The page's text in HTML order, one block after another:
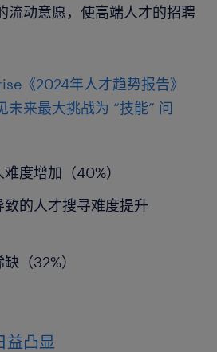
流动意愿，使高端人才的招聘
《2024年人才趋势报告》
未来最大挑战为 “技能” 问
度增加（40%）
的人才搜寻难度提升
（32%）
益凸显